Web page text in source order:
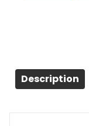
Description